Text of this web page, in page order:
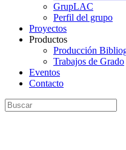
GrupLAC
Perfil del grupo
Proyectos
Productos
Producción
Trabajos de Grado
Eventos
Contacto